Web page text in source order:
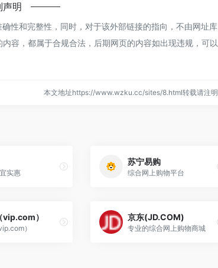
声明
性和完整性，同时，对于该外部链接的指向，不由网址库
容，都属于合规合法，后期网页的内容如出现违规，可以
本文地址https://www.wzku.cc/sites/8.html转载请注明
实惠
苏宁易购
综合网上购物平台
vip.com）
）
京东(JD.COM)
专业的综合网上购物商城